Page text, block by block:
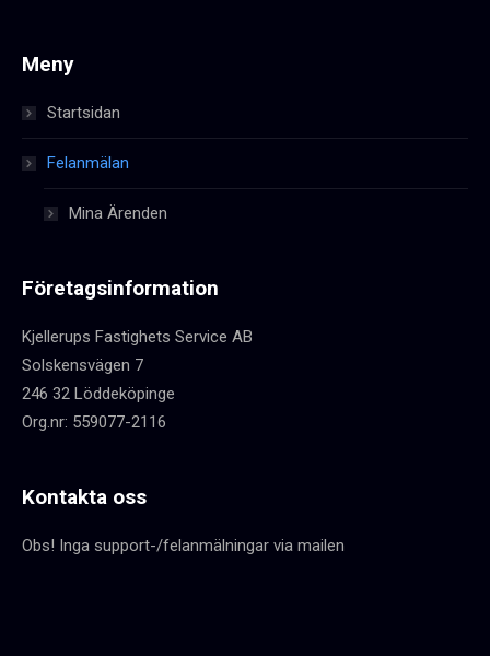
Meny
Startsidan
Felanmälan
Mina Ärenden
Företagsinformation
Kjellerups Fastighets Service AB
Solskensvägen 7
246 32 Löddeköpinge
Org.nr: 559077-2116
Kontakta oss
Obs! Inga support-/felanmälningar via mailen